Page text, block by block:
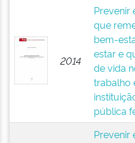
2014
Prevenir
que
bem-
estar e
de vida
trabalho
pública
Prevenir